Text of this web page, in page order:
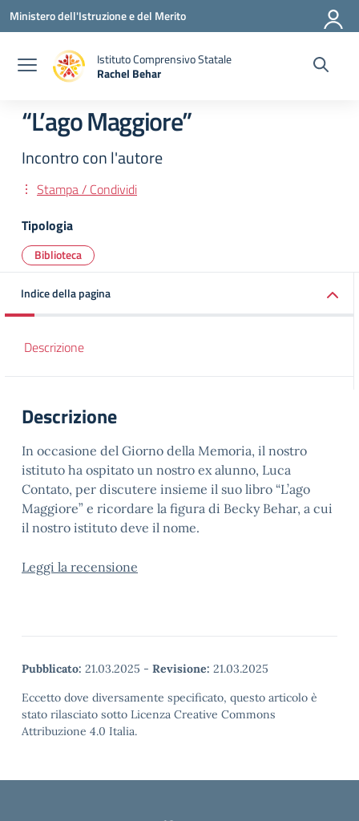
Vai ai contenuti
Vai al menu di navigazione
Vai al footer
Ministero dell'Istruzione e del Merito
Istituto Comprensivo Statale
Rachel Behar
“L’ago Maggiore”
Incontro con l'autore
Stampa / Condividi
Tipologia
Biblioteca
Indice della pagina
Descrizione
Descrizione
In occasione del Giorno della Memoria, il nostro
istituto ha ospitato un nostro ex alunno, Luca
Contato, per discutere insieme il suo libro “L’ago
Maggiore” e ricordare la figura di Becky Behar, a cui
il nostro istituto deve il nome.
Leggi la recensione
Pubblicato: 21.03.2025 - Revisione: 21.03.2025
Eccetto dove diversamente specificato, questo articolo è
stato rilasciato sotto Licenza Creative Commons
Attribuzione 4.0 Italia.